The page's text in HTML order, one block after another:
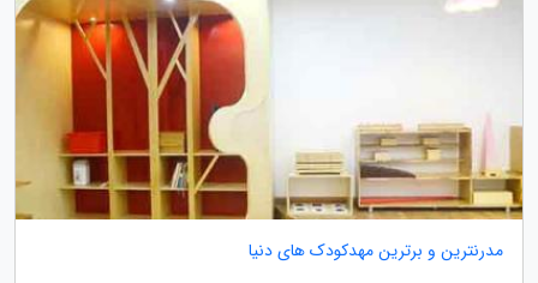
مدرنترین و برترین مهدکودک های دنیا